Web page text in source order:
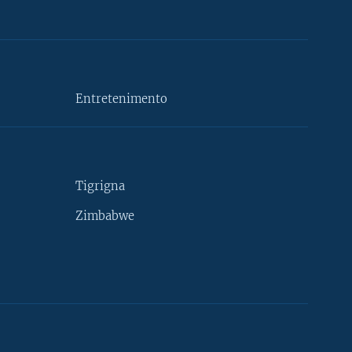
Entretenimento
Tigrigna
Zimbabwe